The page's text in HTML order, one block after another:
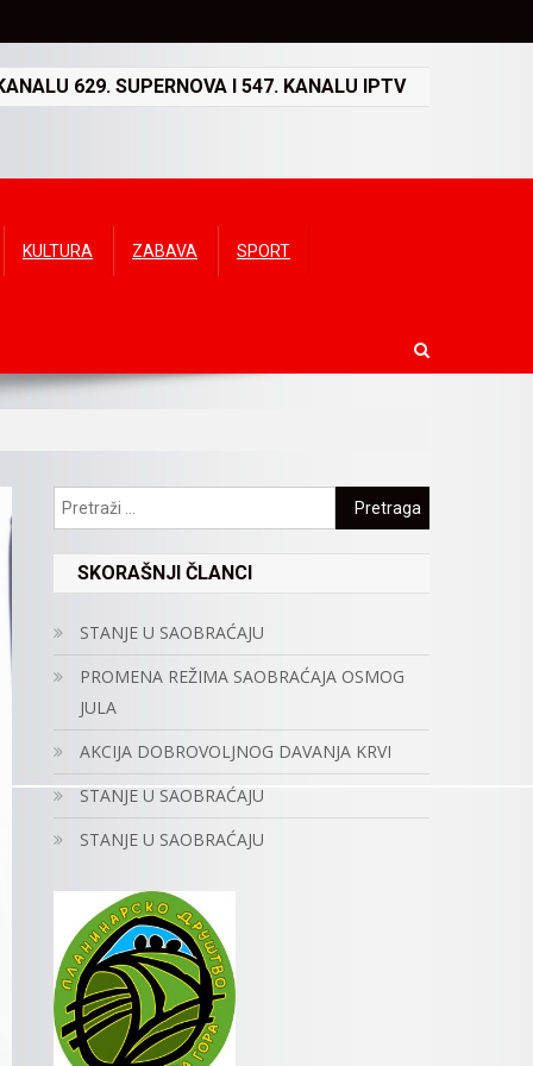
629. SUPERNOVA I 547. KANALU IPTV
KULTURA ZABAVA SPORT
Pretraga:
SKORAŠNJI ČLANCI
STANJE U SAOBRAĆAJU
PROMENA REŽIMA SAOBRAĆAJA OSMOG
JULA
AKCIJA DOBROVOLJNOG DAVANJA KRVI
STANJE U SAOBRAĆAJU
STANJE U SAOBRAĆAJU